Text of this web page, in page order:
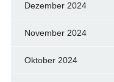
Dezember 2024
November 2024
Oktober 2024